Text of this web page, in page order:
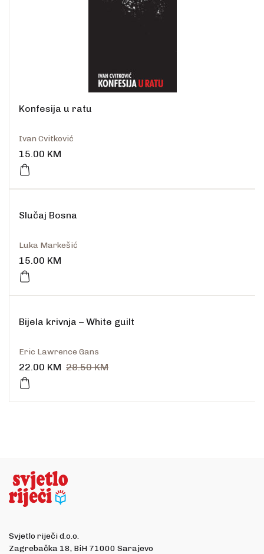
Konfesija u ratu
Ivan Cvitković
15.00 KM
Slučaj Bosna
Luka Markešić
15.00 KM
Bijela krivnja – White guilt
Eric Lawrence Gans
22.00 KM 28.50KM
Svjetlo riječi d.o.o.
Zagrebačka 18, BiH 71000 Sarajevo